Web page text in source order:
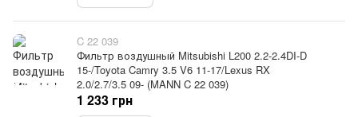
C 22 039
Фильтр воздушный Mitsubishi L200 2.2-2.4DI-D
15-/Toyota Camry 3.5 V6 11-17/Lexus RX
2.0/2.7/3.5 09- (MANN C 22 039)
1 233 грн